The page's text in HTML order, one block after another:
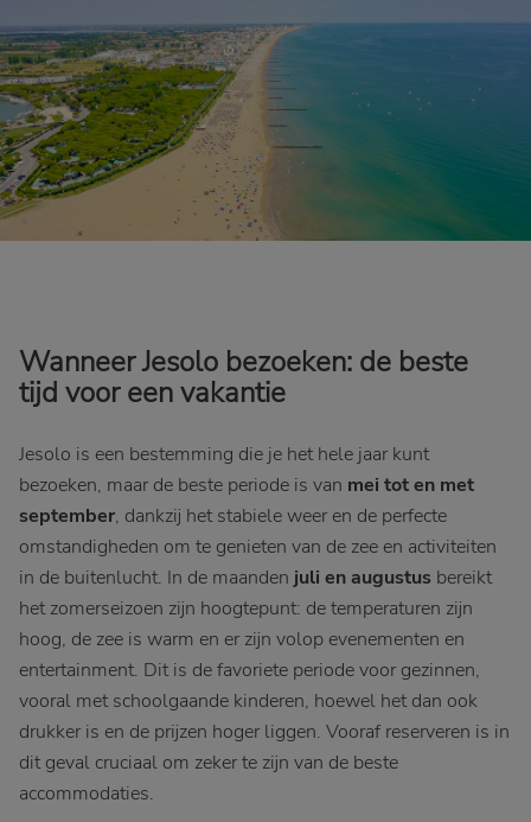
Wanneer Jesolo bezoeken: de beste
tijd voor een vakantie
Jesolo is een bestemming die je het hele jaar kunt
bezoeken, maar de beste periode is van mei tot en met
september, dankzij het stabiele weer en de perfecte
omstandigheden om te genieten van de zee en activiteiten
in de buitenlucht. In de maanden juli en augustus bereikt
het zomerseizoen zijn hoogtepunt: de temperaturen zijn
hoog, de zee is warm en er zijn volop evenementen en
entertainment. Dit is de favoriete periode voor gezinnen,
vooral met schoolgaande kinderen, hoewel het dan ook
drukker is en de prijzen hoger liggen. Vooraf reserveren is in
dit geval cruciaal om zeker te zijn van de beste
accommodaties.